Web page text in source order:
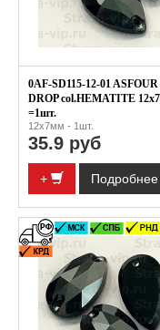
0AF-SD115-12-01 ASFOUR
DROP col.HEMATITE
=1шт.
12х7мм - 1шт.
35.9 руб
+ Подробнее